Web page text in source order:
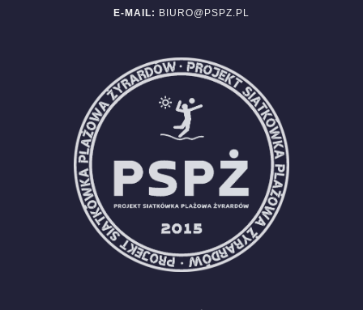
E-MAIL: BIURO@PSPZ.PL